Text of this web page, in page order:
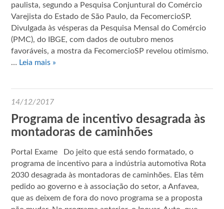
paulista, segundo a Pesquisa Conjuntural do Comércio
Varejista do Estado de São Paulo, da FecomercioSP.
Divulgada às vésperas da Pesquisa Mensal do Comércio
(PMC), do IBGE, com dados de outubro menos
favoráveis, a mostra da FecomercioSP revelou otimismo.
… Leia mais »
14/12/2017
Programa de incentivo desagrada às
montadoras de caminhões
Portal Exame Do jeito que está sendo formatado, o
programa de incentivo para a indústria automotiva Rota
2030 desagrada às montadoras de caminhões. Elas têm
pedido ao governo e à associação do setor, a Anfavea,
que as deixem de fora do novo programa se a proposta